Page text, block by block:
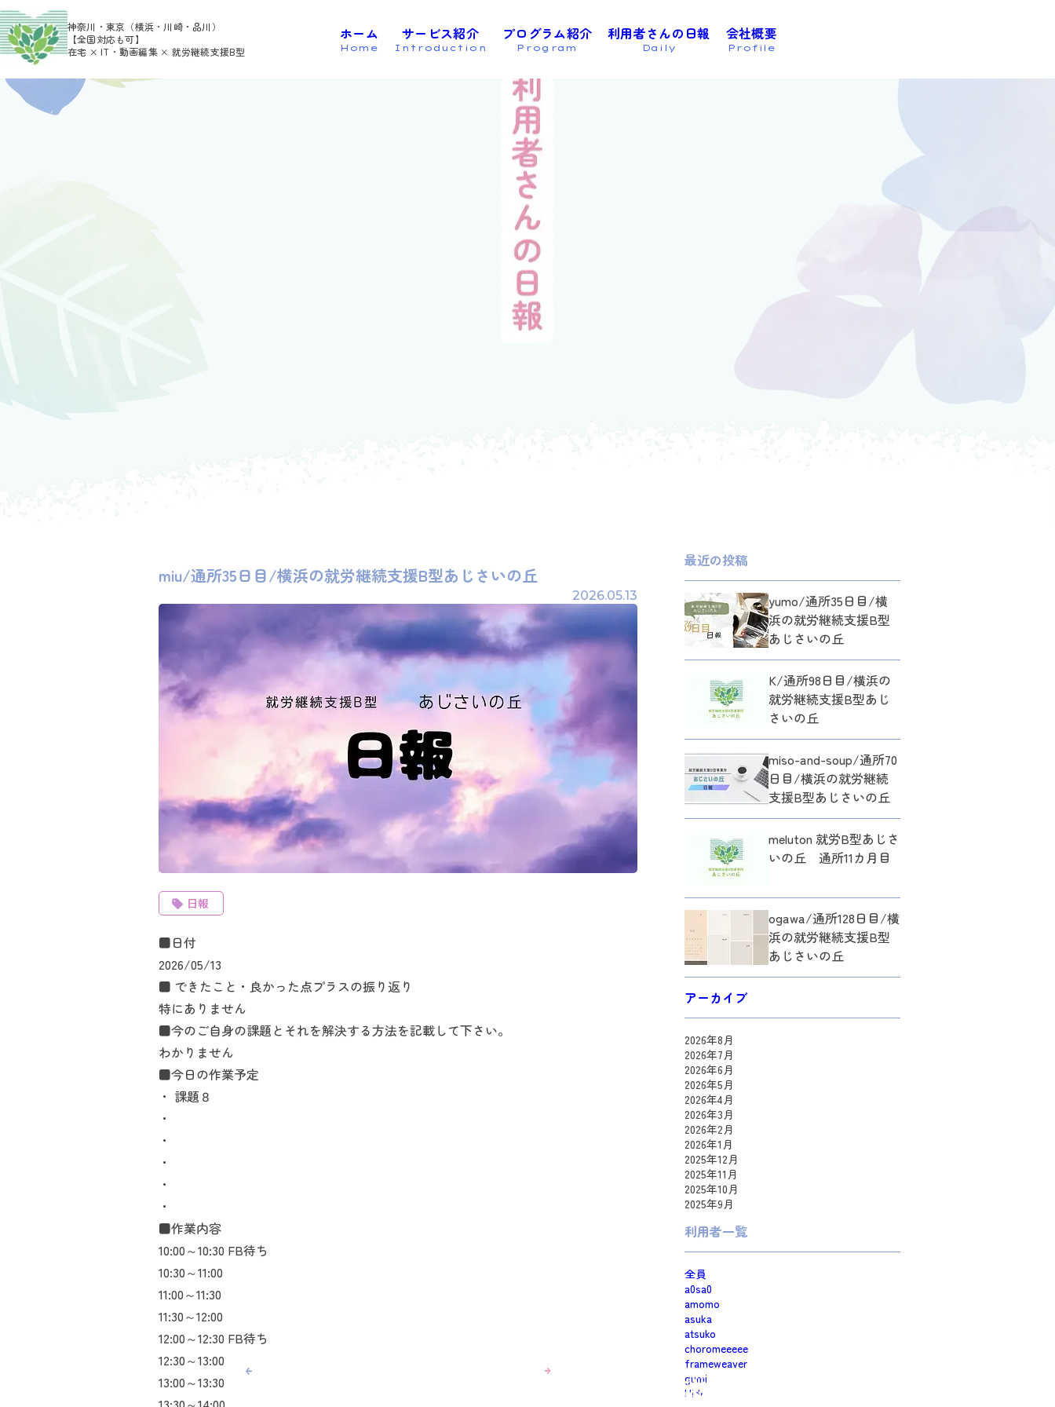
神奈川・東京（横浜・川崎・品川）
【全国対応も可】
在宅 × IT・動画編集 × 就労継続支援B型
ホーム
Home
サービス紹介
Introduction
プログラム紹介
Program
利用者さんの日報
Daily
会社概要
Profile
HOME > 利用者さんの日報
miu/通所35日目/横浜の就労継続支援B型あじさいの丘
2026.05.13
日報
■日付
2026/05/13
■ できたこと・良かった点プラスの振り返り
特にありません
■今のご自身の課題とそれを解決する方法を記載して下さい。
わかりません
■今日の作業予定
・ 課題８
・
・
・
・
・
■作業内容
10:00～10:30 FB待ち
10:30～11:00
11:00～11:30
11:30～12:00
12:00～12:30 FB待ち
12:30～13:00
13:00～13:30
最近の投稿
yumo/通所35日目/横
浜の就労継続支援B型
あじさいの丘
K/通所98日目/横浜の
就労継続支援B型あじ
さいの丘
miso-and-soup/通所70
日目/横浜の就労継続
支援B型あじさいの丘
meluton 就労B型あじさ
いの丘 通所11カ月目
ogawa/通所128日目/横
浜の就労継続支援B型
あじさいの丘
アーカイブ
2026年8月
2026年7月
2026年6月
2026年5月
2026年4月
2026年3月
2026年2月
2026年1月
2025年12月
2025年11月
2025年10月
2025年9月
利用者一覧
全員
a0sa0
amomo
asuka
atsuko
choromeeeee
frameweaver
gumi
Hide